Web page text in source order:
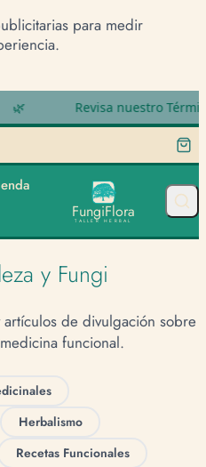
para medir
Revisa nuestro Términos y
FungiFlora
TALLER HERBAL
y Fungi
artículos de divulgación sobre
funcional.
Herbalismo
Recetas Funcionales